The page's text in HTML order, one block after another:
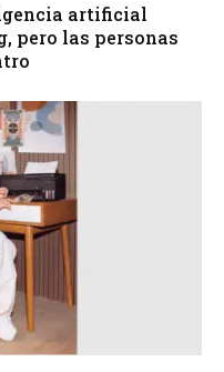
artificial
pero las personas